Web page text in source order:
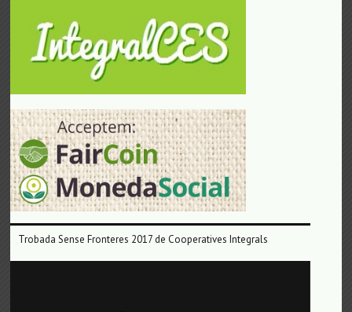
Trobada Sense Fronteres 2017 de Cooperatives Integrals